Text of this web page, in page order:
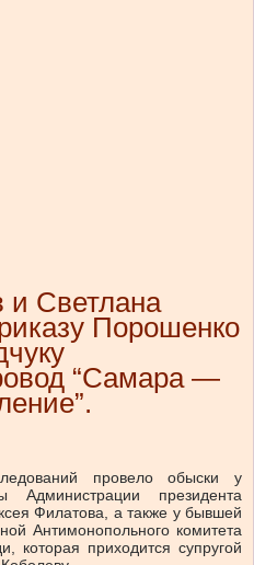
и Светлана
Порошенко
“Самара —
провело обыски у
Администрации президента
Филатова, а также у бывшей
Антимонопольного комитета
которая приходится супругой